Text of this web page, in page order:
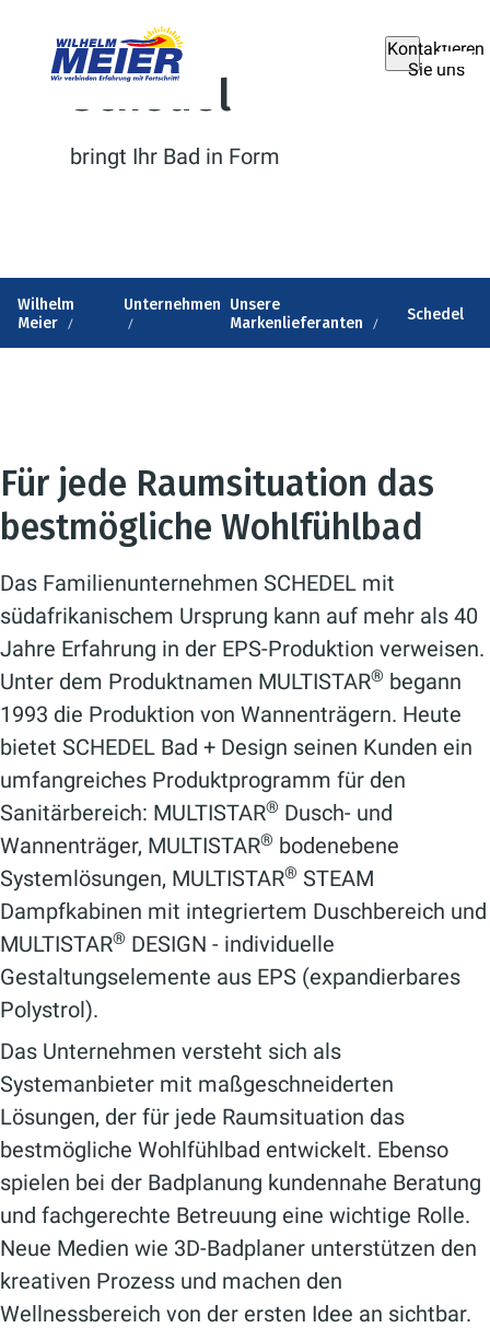
Kontaktieren
Sie uns
Schedel
bringt Ihr Bad in Form
Wilhelm
Meier
Unternehmen Unsere
Markenlieferanten
Schedel
Für jede Raumsituation das
bestmögliche Wohlfühlbad
Das Familienunternehmen SCHEDEL mit
südafrikanischem Ursprung kann auf mehr als 40
Jahre Erfahrung in der EPS-Produktion verweisen.
Unter dem Produktnamen MULTISTAR® begann
1993 die Produktion von Wannenträgern. Heute
bietet SCHEDEL Bad + Design seinen Kunden ein
umfangreiches Produktprogramm für den
Sanitärbereich: MULTISTAR® Dusch- und
Wannenträger, MULTISTAR® bodenebene
Systemlösungen, MULTISTAR® STEAM
Dampfkabinen mit integriertem Duschbereich und
MULTISTAR® DESIGN - individuelle
Gestaltungselemente aus EPS (expandierbares
Polystrol).
Das Unternehmen versteht sich als
Systemanbieter mit maßgeschneiderten
Lösungen, der für jede Raumsituation das
bestmögliche Wohlfühlbad entwickelt. Ebenso
spielen bei der Badplanung kundennahe Beratung
und fachgerechte Betreuung eine wichtige Rolle.
Neue Medien wie 3D-Badplaner unterstützen den
kreativen Prozess und machen den
Wellnessbereich von der ersten Idee an sichtbar.